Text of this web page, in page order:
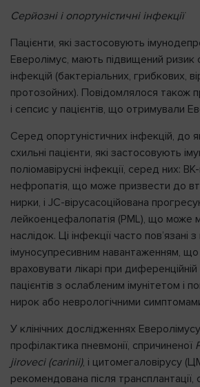
Серйозні і опортуністичні інфекції
Пацієнти, які застосовують
Еверолімус, мають підвищений ризик
інфекцій (бактеріальних, грибкових,
протозойних). Повідомлялося також
і сепсис у пацієнтів, що отримували
Серед опортуністичних інфекцій, до
схильні пацієнти, які застосовують
поліомавірусні інфекції, серед них:
нефропатія, що може призвести до
нирки, і JC-вірусасоційована
лейкоенцефалопатія (PML), що може
наслідок. Ці інфекції часто пов’язані
імуносупресивним навантаженням, що
враховувати лікарі при диференційній
пацієнтів з ослабленим імунітетом і
нирок або неврологічними
У клінічних дослідженнях
профілактика пневмонії, спричиненої
jiroveci (carinii), і цитомегаловірусу
рекомендована після